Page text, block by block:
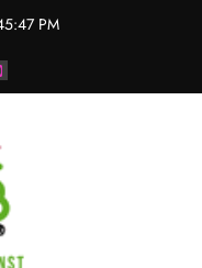
PM